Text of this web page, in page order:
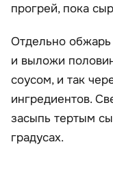
прогрей, пока
Отдельно
и выложи
соусом, и так
ингредиентов.
засыпь тертым
градусах.